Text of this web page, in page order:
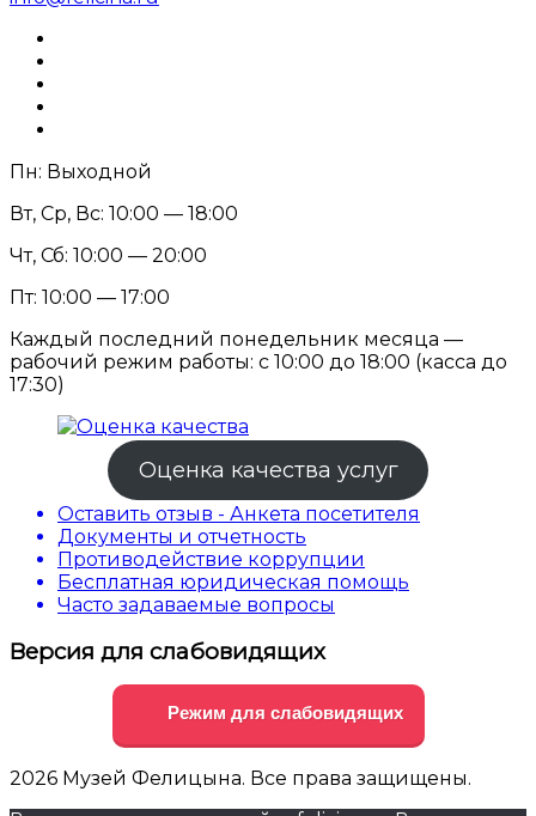
Пн: Выходной
Вт, Ср, Вс: 10:00 — 18:00
Чт, Сб: 10:00 — 20:00
Пт: 10:00 — 17:00
Каждый последний понедельник месяца —
рабочий режим работы: с 10:00 до 18:00 (касса до
17:30)
Оценка качества услуг
Оставить отзыв - Анкета посетителя
Документы и отчетность
Противодействие коррупции
Бесплатная юридическая помощь
Часто задаваемые вопросы
Версия для слабовидящих
Режим для слабовидящих
2026 Музей Фелицына. Все права защищены.